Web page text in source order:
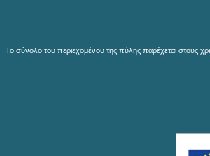
Το σύνολο του περιεχομένου της πύλης παρέχεται στους